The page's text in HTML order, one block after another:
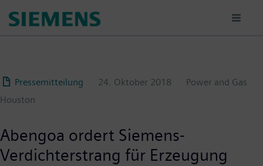
para
Pressemitteilung
24. Oktober 2018
Power and Gas
Houston
Abengoa ordert Siemens-
Verdichterstrang für Erzeugung